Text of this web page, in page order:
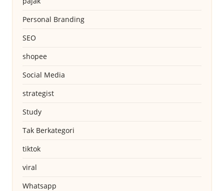
Personal Branding
SEO
shopee
Social Media
strategist
Study
Tak Berkategori
tiktok
viral
Whatsapp